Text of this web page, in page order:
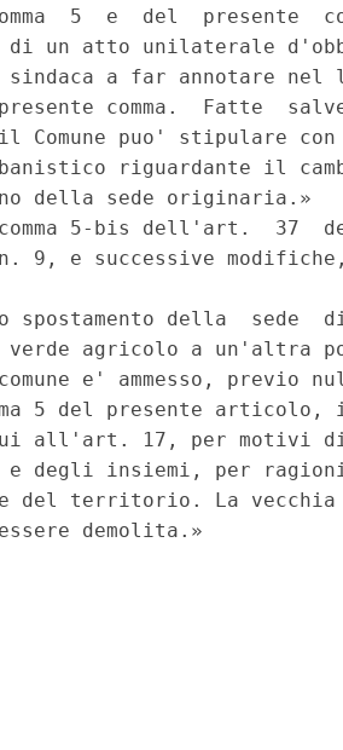
5  e  del  presente
di un atto unilaterale
a far annotare
comma.  Fatte
puo' stipulare
riguardante il
della sede originaria.»
5-bis dell'art.  37
9, e successive
spostamento della  sede
verde agricolo a un'altra
comune e' ammesso, previo
5 del presente articolo,
all'art. 17, per motivi
e degli insiemi, per
del territorio. La vecchia